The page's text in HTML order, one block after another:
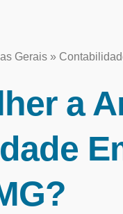
Gerais »
a